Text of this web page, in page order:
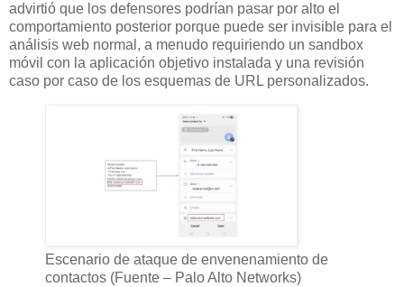
advirtió que los defensores podrían pasar por alto el
comportamiento posterior porque puede ser invisible para el
análisis web normal, a menudo requiriendo un sandbox
móvil con la aplicación objetivo instalada y una revisión
caso por caso de los esquemas de URL personalizados.
Escenario de ataque de envenenamiento de
contactos (Fuente – Palo Alto Networks)